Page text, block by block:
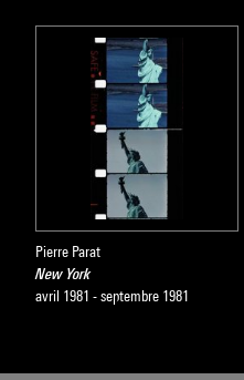
Pierre Parat
New York
avril 1981 - septembre 1981